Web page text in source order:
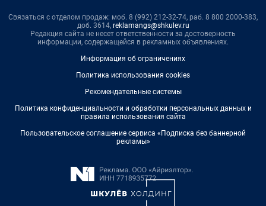
Связаться с отделом продаж: моб. 8 (992) 212-32-74, раб. 8 800 2000-383,
доб. 3614, reklamangs@shkulev.ru
Редакция сайта не несет ответственности за достоверность
информации, содержащейся в рекламных объявлениях.
Информация об ограничениях
Политика использования cookies
Рекомендательные системы
Политика конфиденциальности и обработки персональных данных и
правила использования сайта
Пользовательское соглашение сервиса «Подписка без баннерной
рекламы»